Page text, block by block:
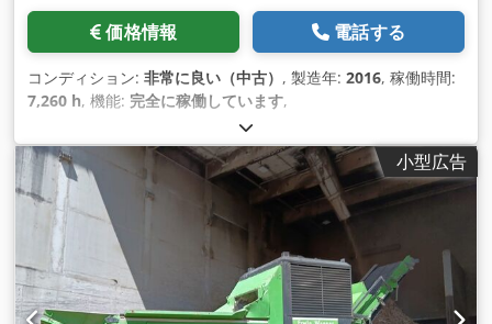
価格情報 電話する
コンディション: 非常に良い（中古） , 製造年: 2016, 稼働時間:
7,260 h, 機能: 完全に稼働しています,
小型広告